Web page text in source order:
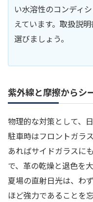
い水溶性のコンディ
えています。取扱説
選びましょう。
紫外線と摩擦からシ
物理的な対策として、
駐車時はフロントガラ
あればサイドガラスに
で、革の乾燥と退色を
夏場の直射日光は、わ
ほど強力であることを